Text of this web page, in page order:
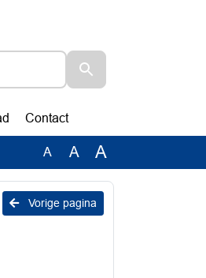
Contact
A A A
Vorige pagina